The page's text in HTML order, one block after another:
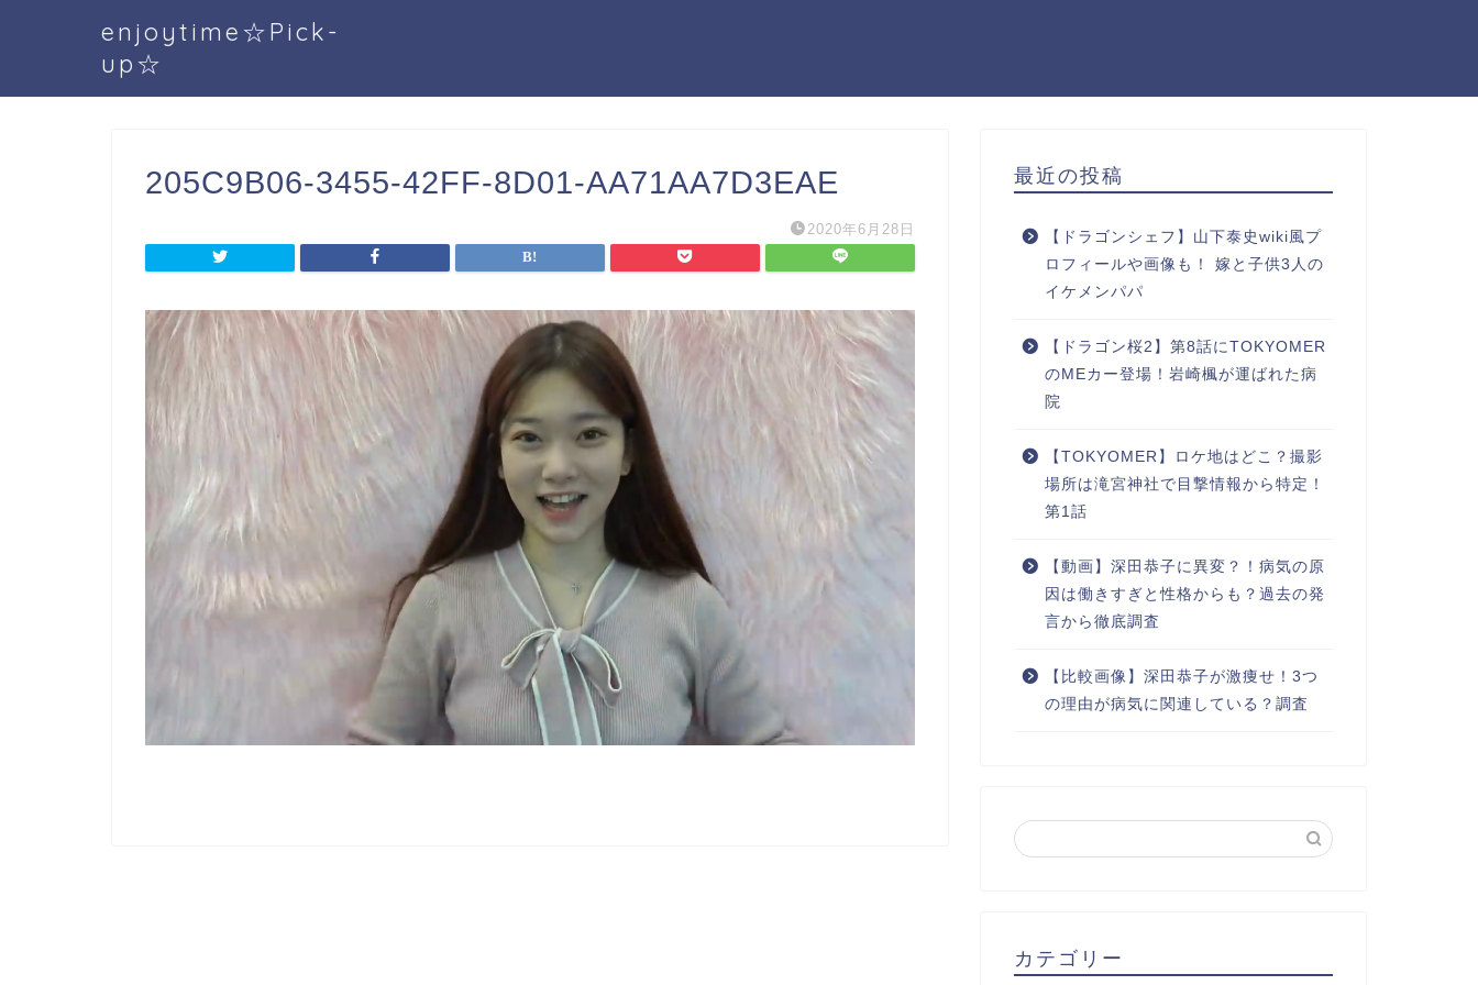
enjoytime☆Pick-
up☆
205C9B06-3455-42FF-8D01-AA71AA7D3EAE
2020年6月28日
最近の投稿
【ドラゴンシェフ】山下泰史wiki風プ
ロフィールや画像も！ 嫁と子供3人の
イケメンパパ
【ドラゴン桜2】第8話にTOKYOMER
のMEカー登場！岩崎楓が運ばれた病
院
【TOKYOMER】ロケ地はどこ？撮影
場所は滝宮神社で目撃情報から特定！
第1話
【動画】深田恭子に異変？！病気の原
因は働きすぎと性格からも？過去の発
言から徹底調査
【比較画像】深田恭子が激痩せ！3つ
の理由が病気に関連している？調査
カテゴリー